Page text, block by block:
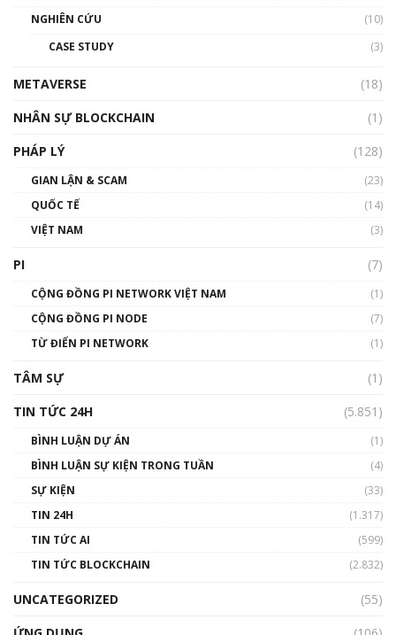
01:32:59
gió ấm
Talkshow 14: MemeCoin – Trò đùa tỷ đô
01:29:26
NGHIÊN CỨU
(10)
CASE STUDY
(3)
METAVERSE
(18)
NHÂN SỰ BLOCKCHAIN
(1)
PHÁP LÝ
(128)
GIAN LẬN & SCAM
(23)
QUỐC TẾ
(14)
VIỆT NAM
(3)
PI (7)
CỘNG ĐỒNG PI NETWORK VIỆT NAM
(1)
CỘNG ĐỒNG PI NODE
(7)
TỪ ĐIỂN PI NETWORK
(1)
TÂM SỰ
(1)
TIN TỨC 24H
(5.851)
BÌNH LUẬN DỰ ÁN
(1)
BÌNH LUẬN SỰ KIỆN TRONG TUẦN
(4)
SỰ KIỆN
(33)
TIN 24H
(1.317)
TIN TỨC AI
(599)
TIN TỨC BLOCKCHAIN
(2.832)
UNCATEGORIZED
(55)